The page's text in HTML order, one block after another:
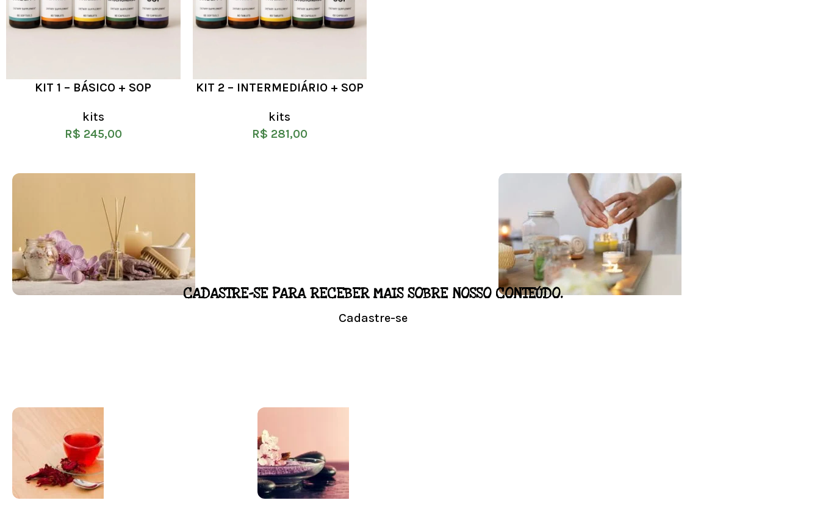
KIT 1 – BÁSICO + SOP
kits
R$ 245,00
KIT 2 – INTERMEDIÁRIO + SOP
kits
R$ 281,00
Conheça mais e faça sua Pesquisa
CADASTRE-SE PARA RECEBER MAIS SOBRE NOSSO CONTEÚDO.
Cadastre-se